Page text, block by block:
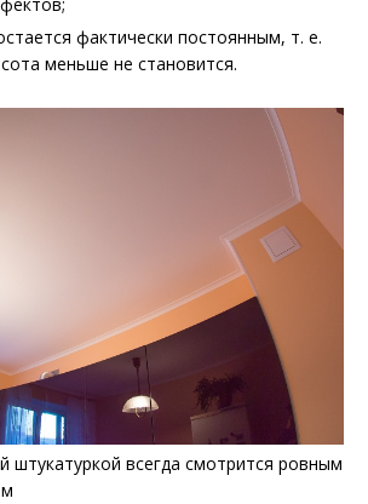
фактически постоянным, т. е.
меньше не становится.
штукатуркой всегда смотрится ровным